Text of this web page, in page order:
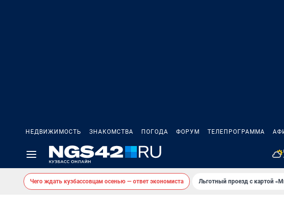
НЕДВИЖИМОСТЬ ЗНАКОМСТВА ПОГОДА ФОРУМ ТЕЛЕПРОГРАММА
Чего ждать кузбассовцам осенью — ответ экономиста Льготный проезд с картой